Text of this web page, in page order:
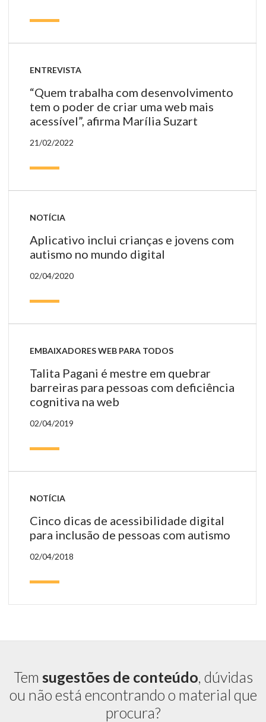
ENTREVISTA
“Quem trabalha com desenvolvimento
tem o poder de criar uma web mais
acessível”, afirma Marília Suzart
21/02/2022
NOTÍCIA
Aplicativo inclui crianças e jovens com
autismo no mundo digital
02/04/2020
EMBAIXADORES WEB PARA TODOS
Talita Pagani é mestre em quebrar
barreiras para pessoas com deficiência
cognitiva na web
02/04/2019
NOTÍCIA
Cinco dicas de acessibilidade digital
para inclusão de pessoas com autismo
02/04/2018
Tem sugestões de conteúdo , dúvidas
ou não está encontrando o material que
procura?